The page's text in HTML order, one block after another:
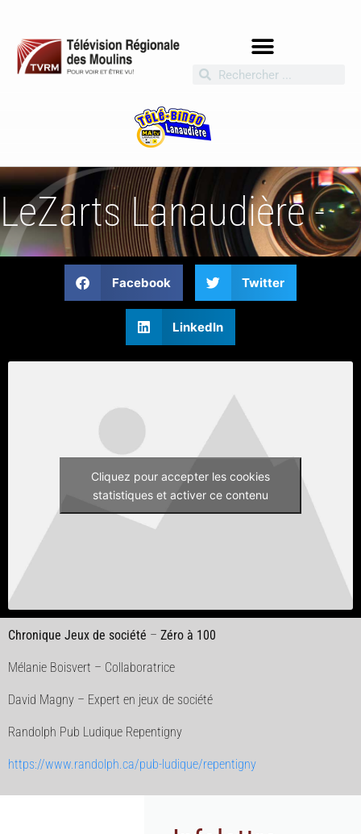
LeZarts Lanaudière -
Facebook Twitter
LinkedIn
Cliquez pour accepter les cookies
statistiques et activer ce contenu
Chronique Jeux de société – Zéro à 100
Mélanie Boisvert – Collaboratrice
David Magny – Expert en jeux de société
Randolph Pub Ludique Repentigny
https://www.randolph.ca/pub-ludique/repentigny